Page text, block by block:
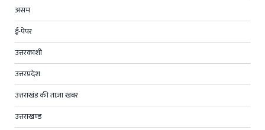
असम
ई-पेपर
उत्तरकाशी
उत्तरप्रदेश
उत्तराखंड की ताज़ा खबर
उत्तराखण्ड